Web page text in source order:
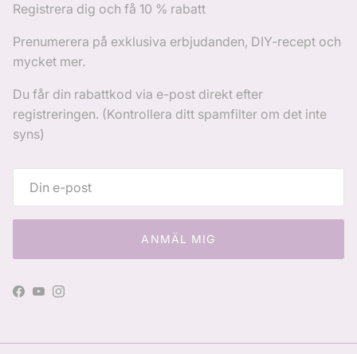
Registrera dig och få 10 % rabatt
Prenumerera på exklusiva erbjudanden, DIY-recept och
mycket mer.
Du får din rabattkod via e-post direkt efter
registreringen. (Kontrollera ditt spamfilter om det inte
syns)
ANMÄL MIG
Facebook
YouTube
Instagram